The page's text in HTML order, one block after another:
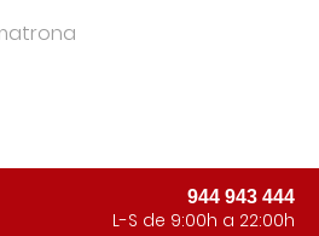
944 943 444
L-S de 9:00h a 22:00h